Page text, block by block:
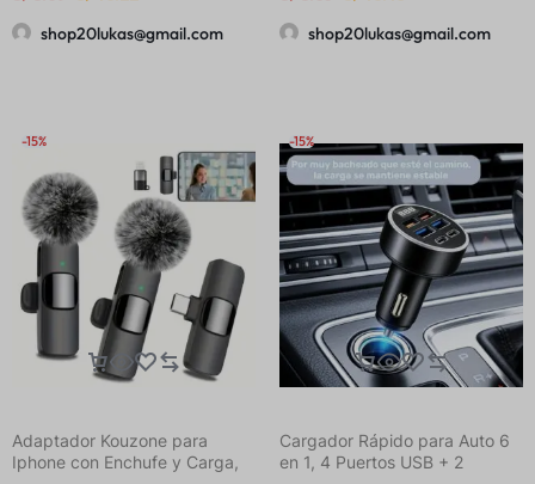
shop20lukas@gmail.com
Tarjeta de Memoria/SD,
Adaptador Lector de Tarjetas
shop20lukas@gmail.com
-15%
Adaptador Kouzone para
Iphone con Enchufe y Carga,
-15%
Cargador Rápido para Auto 6
en 1, 4 Puertos USB + 2